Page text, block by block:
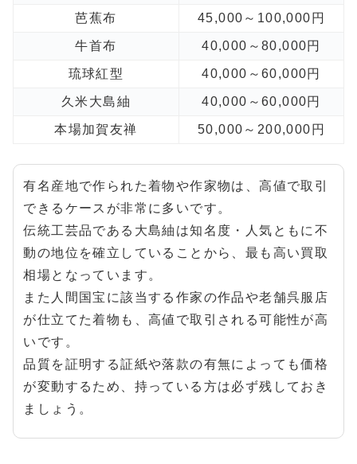
芭蕉布 45,000～100,000円
牛首布 40,000～80,000円
琉球紅型 40,000～60,000円
久米大島紬 40,000～60,000円
本場加賀友禅 50,000～200,000円
有名産地で作られた着物や作家物は、高値で取引
できるケースが非常に多いです。
伝統工芸品である大島紬は知名度・人気ともに不
動の地位を確立していることから、最も高い買取
相場となっています。
また人間国宝に該当する作家の作品や老舗呉服店
が仕立てた着物も、高値で取引される可能性が高
いです。
品質を証明する証紙や落款の有無によっても価格
が変動するため、持っている方は必ず残しておき
ましょう。